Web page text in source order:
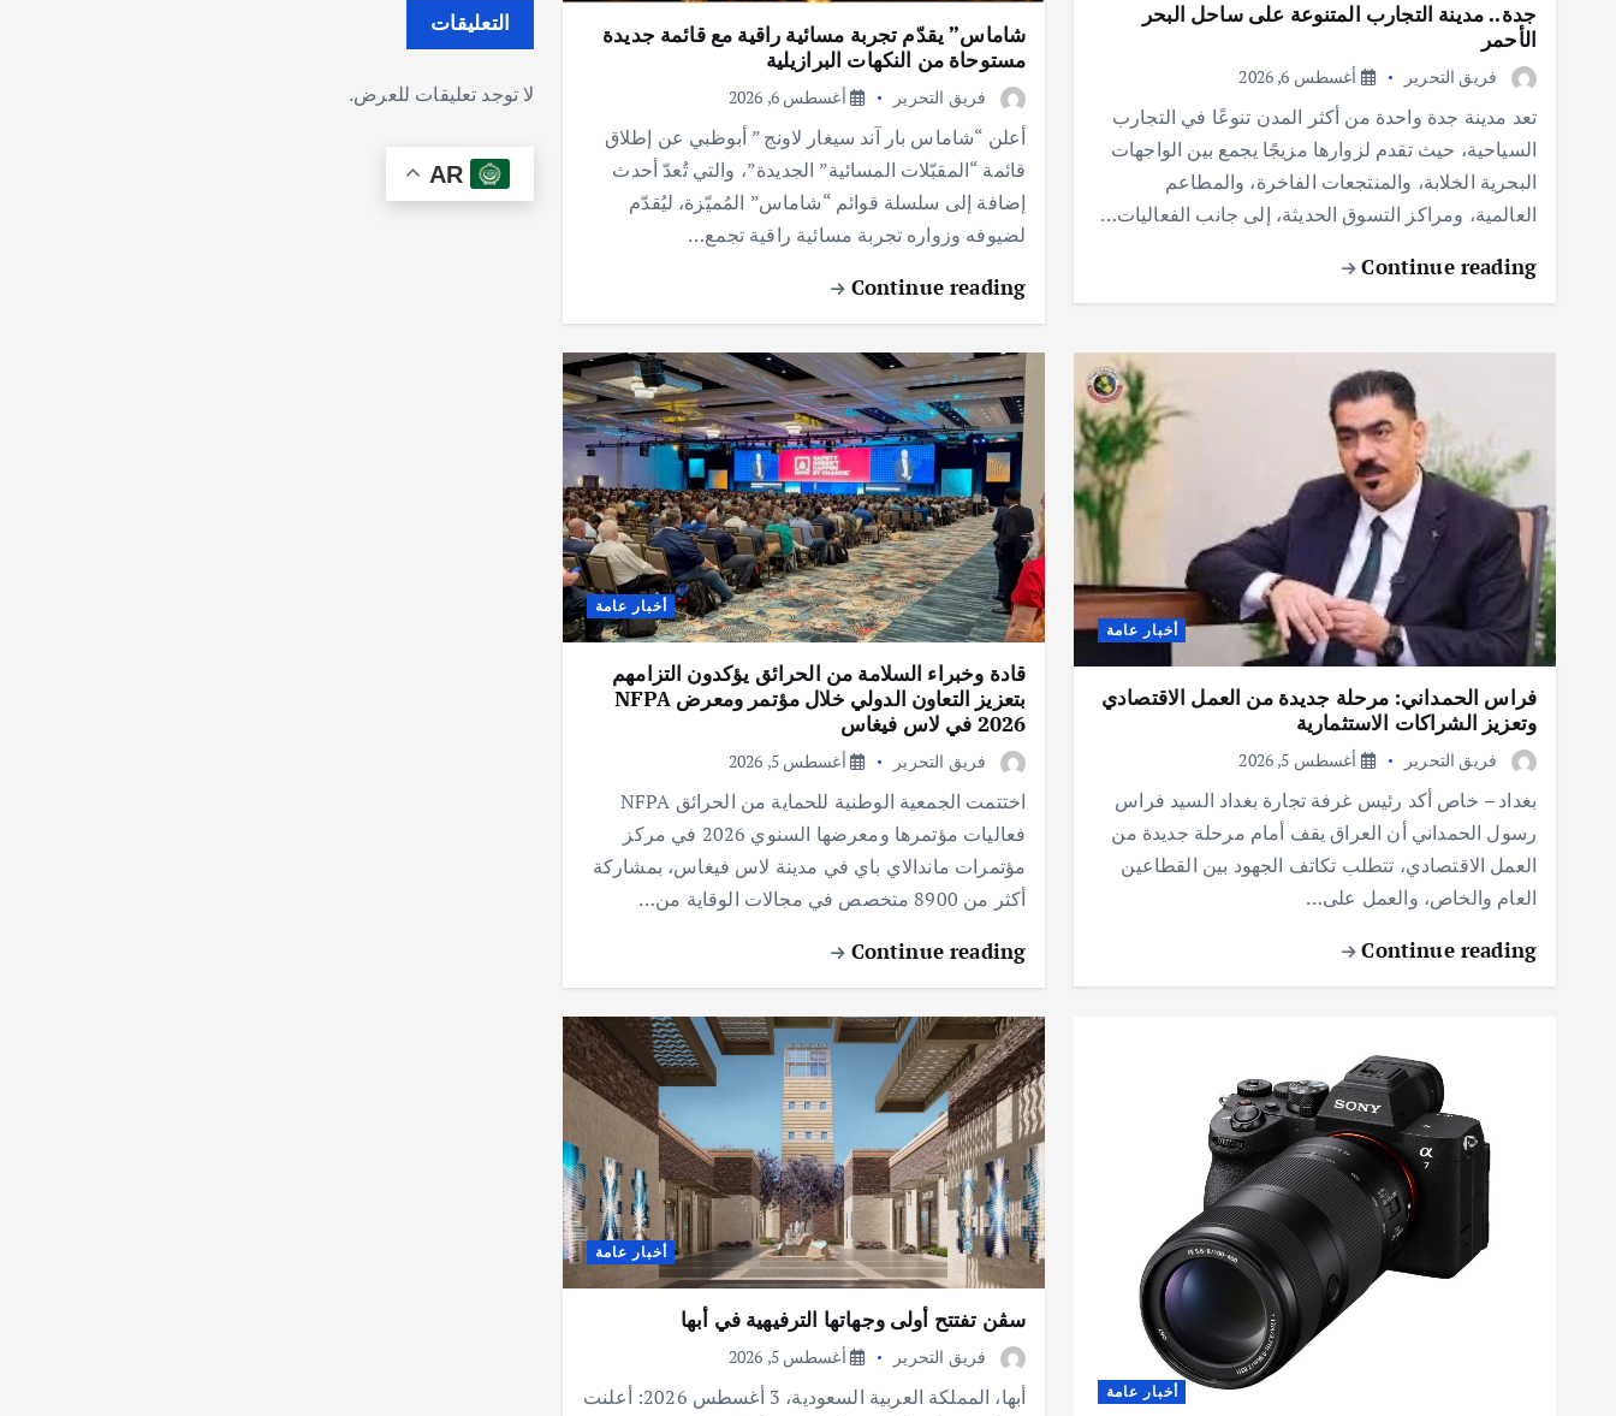
جدة.. مدينة التجارب المتنوعة على ساحل البحر
الأحمر
فريق التحرير أغسطس 6, 2026
تعد مدينة جدة واحدة من أكثر المدن تنوعًا في التجارب
السياحية، حيث تقدم لزوارها مزيجًا يجمع بين الواجهات
البحرية الخلابة، والمنتجعات الفاخرة، والمطاعم
العالمية، ومراكز التسوق الحديثة، إلى جانب الفعاليات…
Continue reading
شاماس” يقدّم تجربة مسائية راقية مع قائمة جديدة
مستوحاة من النكهات البرازيلية
فريق التحرير أغسطس 6, 2026
أعلن “شاماس بار آند سيغار لاونج ” أبوظبي عن إطلاق
قائمة “المقبّلات المسائية” الجديدة”، والتي تُعدّ أحدث
إضافة إلى سلسلة قوائم “شاماس” المُميّزة، ليُقدّم
لضيوفه وزواره تجربة مسائية راقية تجمع…
Continue reading
أخبار عامة
فراس الحمداني: مرحلة جديدة من العمل الاقتصادي
وتعزيز الشراكات الاستثمارية
فريق التحرير أغسطس 5, 2026
بغداد – خاص أكد رئيس غرفة تجارة بغداد السيد فراس
رسول الحمداني أن العراق يقف أمام مرحلة جديدة من
العمل الاقتصادي، تتطلب تكاتف الجهود بين القطاعين
العام والخاص، والعمل على…
Continue reading
أخبار عامة
قادة وخبراء السلامة من الحرائق يؤكدون التزامهم
بتعزيز التعاون الدولي خلال مؤتمر ومعرض NFPA
2026 في لاس فيغاس
فريق التحرير أغسطس 5, 2026
اختتمت الجمعية الوطنية للحماية من الحرائق NFPA
فعاليات مؤتمرها ومعرضها السنوي 2026 في مركز
مؤتمرات ماندالاي باي في مدينة لاس فيغاس، بمشاركة
أكثر من 8900 متخصص في مجالات الوقاية من…
Continue reading
أخبار عامة
أخبار عامة
سڤن تفتتح أولى وجهاتها الترفيهية في أبها
فريق التحرير أغسطس 5, 2026
أبها، المملكة العربية السعودية، 3 أغسطس 2026: أعلنت
التعليقات
لا توجد تعليقات للعرض.
AR